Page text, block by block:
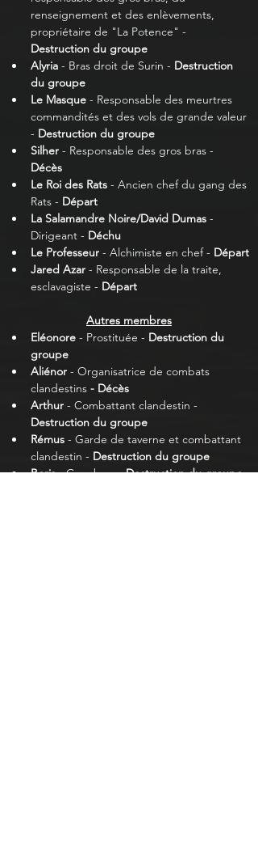
renseignement et des enlèvements,
propriétaire de "La Potence" -
Destruction du groupe
Alyria - Bras droit de Surin - Destruction
du groupe
Le Masque - Responsable des meurtres
commandités et des vols de grande valeur
- Destruction du groupe
Silher - Responsable des gros bras -
Décès
Le Roi des Rats - Ancien chef du gang des
Rats - Départ
La Salamandre Noire/David Dumas -
Dirigeant - Déchu
Le Professeur - Alchimiste en chef - Départ
Jared Azar - Responsable de la traite,
esclavagiste - Départ
Autres membres
Eléonore - Prostituée - Destruction du
groupe
Aliénor - Organisatrice de combats
clandestins - Décès
Arthur - Combattant clandestin -
Destruction du groupe
Rémus - Garde de taverne et combattant
clandestin - Destruction du groupe
Boris - Gros bras - Destruction du groupe